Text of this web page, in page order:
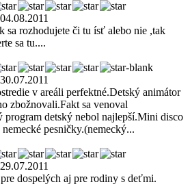
sa rozhodujete či tu ísť alebo nie ,tak
sa tu....
v areáli perfektné.Detský animátor
zbožnovali.Fakt sa venoval
detský nebol najlepší.Mini disco
pesničky.(nemecký...
dospelých aj pre rodiny s deťmi.